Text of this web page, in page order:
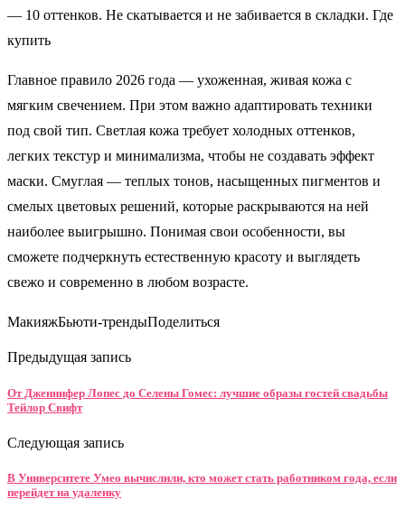
— 10 оттенков. Не скатывается и не забивается в складки. Где
купить
Главное правило 2026 года — ухоженная, живая кожа с
мягким свечением. При этом важно адаптировать техники
под свой тип. Светлая кожа требует холодных оттенков,
легких текстур и минимализма, чтобы не создавать эффект
маски. Смуглая — теплых тонов, насыщенных пигментов и
смелых цветовых решений, которые раскрываются на ней
наиболее выигрышно. Понимая свои особенности, вы
сможете подчеркнуть естественную красоту и выглядеть
свежо и современно в любом возрасте.
МакияжБьюти-трендыПоделиться
Предыдущая запись
От Дженнифер Лопес до Селены Гомес: лучшие образы гостей свадьбы
Тейлор Свифт
Следующая запись
В Университете Умео вычислили, кто может стать работником года, если
перейдет на удаленку